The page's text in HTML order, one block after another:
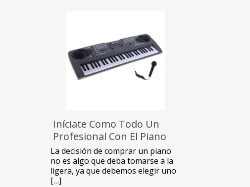
Iníciate Como Todo Un
Profesional Con El Piano
Órgano Eléctrico
MQ808USB
La decisión de comprar un piano
no es algo que deba tomarse a la
ligera, ya que debemos elegir uno
[…]